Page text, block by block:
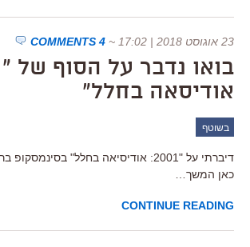
23 אוגוסט 2018 | 17:02 ~
4 COMMENTS
אודיסאה בחלל"
בשוטף
דיברתי על "2001: אודיסיאה בחלל"
כאן המשך…
CONTINUE READING